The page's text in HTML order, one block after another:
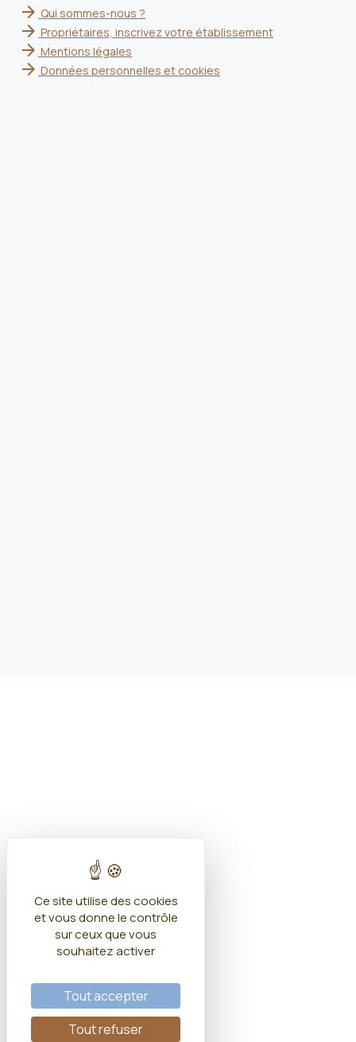
arrow_forward Qui sommes-nous ?
arrow_forward Propriétaires, inscrivez votre établissement
arrow_forward Mentions légales
arrow_forward Données personnelles et cookies
Ce site utilise des cookies
et vous donne le contrôle
sur ceux que vous
souhaitez activer
Tout accepter
Tout refuser